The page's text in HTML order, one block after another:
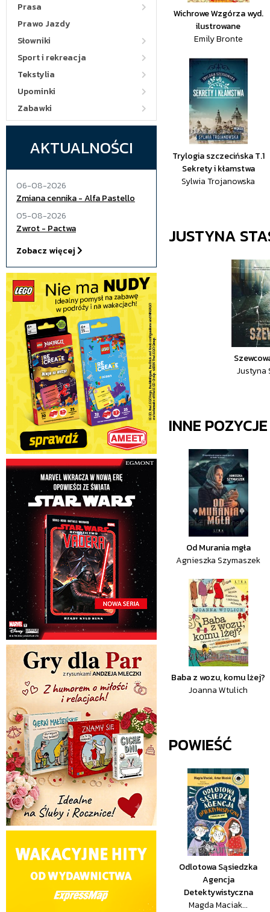
Prasa
Prawo Jazdy
Słowniki
Sport i rekreacja
Tekstylia
Upominki
Zabawki
AKTUALNOŚCI
06-08-2026
Zmiana cennika - Alfa Pastello
05-08-2026
Zwrot - Pactwa
Zobacz więcej
Wichrowe Wzgórza wyd.
ilustrowane
Emily Bronte
Trylogia szczecińska T.1
Sekrety i kłamstwa
Sylwia Trojanowska
JUSTYNA
Justyna
INNE
Od Murania mgła
Agnieszka Szymaszek
Baba z wozu, komu lżej?
Joanna Wtulich
POWIEŚĆ
Odlotowa Sąsiedzka
Agencja
Detektywistyczna
Magda Maciak...